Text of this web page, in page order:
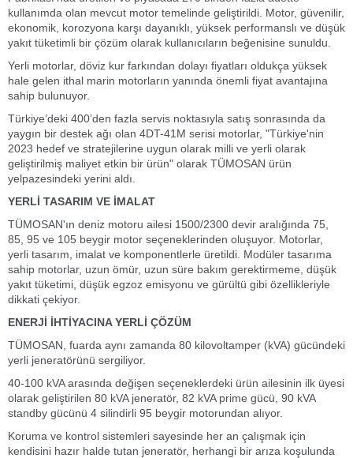
kullanımda olan mevcut motor temelinde geliştirildi. Motor, güvenilir,
ekonomik, korozyona karşı dayanıklı, yüksek performanslı ve düşük
yakıt tüketimli bir çözüm olarak kullanıcıların beğenisine sunuldu.
Yerli motorlar, döviz kur farkından dolayı fiyatları oldukça yüksek
hale gelen ithal marin motorların yanında önemli fiyat avantajına
sahip bulunuyor.
Türkiye’deki 400’den fazla servis noktasıyla satış sonrasında da
yaygın bir destek ağı olan 4DT-41M serisi motorlar, "Türkiye'nin
2023 hedef ve stratejilerine uygun olarak milli ve yerli olarak
geliştirilmiş maliyet etkin bir ürün" olarak TÜMOSAN ürün
yelpazesindeki yerini aldı.
YERLİ TASARIM VE İMALAT
TÜMOSAN'ın deniz motoru ailesi 1500/2300 devir aralığında 75,
85, 95 ve 105 beygir motor seçeneklerinden oluşuyor. Motorlar,
yerli tasarım, imalat ve komponentlerle üretildi. Modüler tasarıma
sahip motorlar, uzun ömür, uzun süre bakım gerektirmeme, düşük
yakıt tüketimi, düşük egzoz emisyonu ve gürültü gibi özellikleriyle
dikkati çekiyor.
ENERJİ İHTİYACINA YERLİ ÇÖZÜM
TÜMOSAN, fuarda aynı zamanda 80 kilovoltamper (kVA) gücündeki
yerli jeneratörünü sergiliyor.
40-100 kVA arasında değişen seçeneklerdeki ürün ailesinin ilk üyesi
olarak geliştirilen 80 kVA jeneratör, 82 kVA prime gücü, 90 kVA
standby gücünü 4 silindirli 95 beygir motorundan alıyor.
Koruma ve kontrol sistemleri sayesinde her an çalışmak için
kendisini hazır halde tutan jeneratör, herhangi bir arıza koşulunda